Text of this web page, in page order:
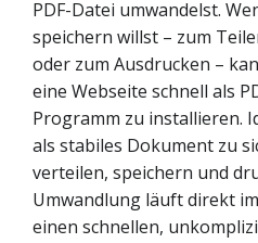
PDF-Datei umwandelst.
speichern willst – zum
oder zum Ausdrucken –
eine Webseite schnell als
Programm zu installieren.
als stabiles Dokument zu
verteilen, speichern und
Umwandlung läuft direkt
einen schnellen,